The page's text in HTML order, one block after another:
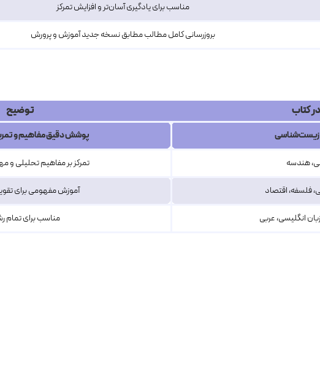
مناسب برای یادگیری آسان‌تر و افزایش تمرکز
بروزرسانی کامل مطالب مطابق نسخه جدید آموزش و پرورش
کتاب توضیح
زیست‌شناسی پوشش دقیق مفاهیم و
هندسه تمرکز بر مفاهیم تحلیلی و
فلسفه، اقتصاد آموزش مفهومی برای
انگلیسی، عربی مناسب برای تمام